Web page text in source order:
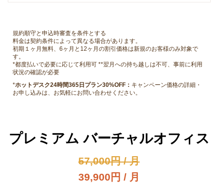
規約順守と申込時審査を条件とする
料金は契約条件によって異なる場合があります。
初期１ヶ月無料、6ヶ月と12ヶ月の割引価格は新規のお客様のみ対象で
す。
*都度払いで必要に応じて利用可 **翌月への持ち越しは不可、事前に利用
状況の確認が必要
*ホットデスク24時間365日プラン30%OFF： キャンペーン価格の詳細・
お申し込みは、お気軽にお問い合わせください。
プレミアム バーチャルオフィス
57,000円 / 月
39,900円 / 月